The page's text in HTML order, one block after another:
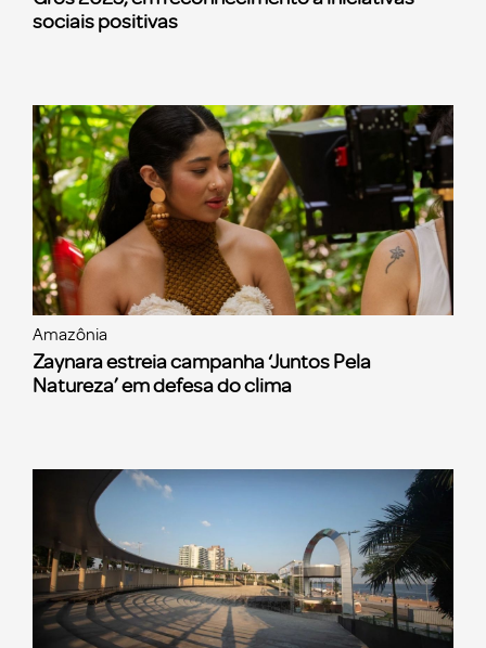
sociais positivas
Amazônia
Zaynara estreia campanha ‘Juntos Pela
Natureza’ em defesa do clima